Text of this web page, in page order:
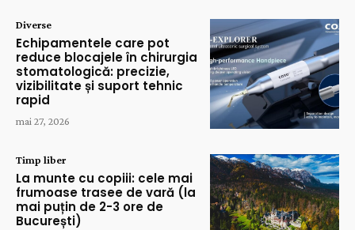
Diverse
Echipamentele care pot
reduce blocajele în chirurgia
stomatologică: precizie,
vizibilitate și suport tehnic
rapid
mai 27, 2026
Timp liber
La munte cu copiii: cele mai
frumoase trasee de vară (la
mai puțin de 2-3 ore de
București)